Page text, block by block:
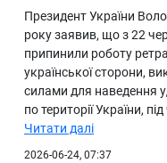
Президент України
року заявив, що з 22
припинили роботу
української сторони,
силами для наведення
по території України,
Читати далі
2026-06-24, 07:37